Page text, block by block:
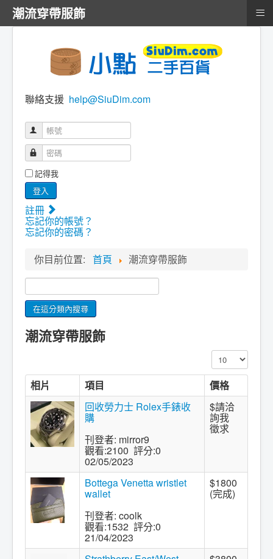
聯絡支援 help@SiuDim.com
帳號
密碼
記得我
登入
註冊
忘記你的帳號？
忘記你的密碼？
你目前位置: 首頁 潮流穿帶服飾
潮流穿帶服飾
顯示數目
相片 項目
價格
回收勞力士 Rolex手錶收
購
刊登者: mirror9
觀看:2100 評分:0
02/05/2023
$請洽
詢我
徵求
Bottega Venetta wristlet
wallet
刊登者: coolk
觀看:1532 評分:0
21/04/2023
$1800
(完成)
潮流穿帶服飾 ≡